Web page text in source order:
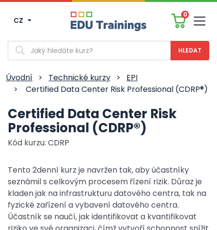
CZ
0
Vyhledávání
Úvodní > Technické kurzy >
EPI
>
Certified Data Center Risk Professional (CDRP®)
Certified Data Center Risk
Professional (CDRP®)
Kód kurzu: CDRP
Tento 2denní kurz je navržen tak, aby účastníky
seznámil s celkovým procesem řízení rizik. Důraz je
kladen jak na infrastrukturu datového centra, tak na
fyzické zařízení a vybavení datového centra.
Účastník se naučí, jak identifikovat a kvantifikovat